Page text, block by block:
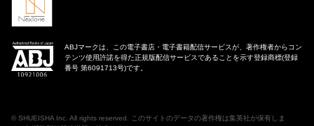
ABJマークは、この電子書店・電子書籍配信サービスが、著作権者からコン
テンツ使用許諾を得た正規版配信サービスであることを示す登録商標(登録
番号 第6091713号)です。
© SHUEISHA Inc . All rights reserved. このサイトのデータの著作権は集英社が保有しま